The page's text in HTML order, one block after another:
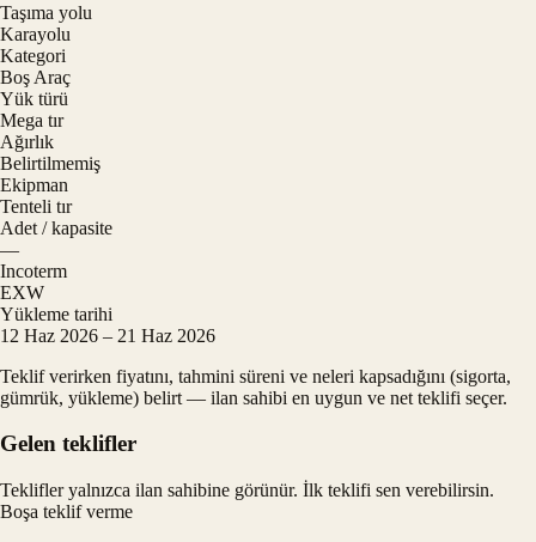
Taşıma yolu
Karayolu
Kategori
Boş Araç
Yük türü
Mega tır
Ağırlık
Belirtilmemiş
Ekipman
Tenteli tır
Adet / kapasite
—
Incoterm
EXW
Yükleme tarihi
12 Haz 2026 – 21 Haz 2026
Teklif verirken fiyatını, tahmini süreni ve neleri kapsadığını (sigorta,
gümrük, yükleme) belirt — ilan sahibi en uygun ve net teklifi seçer.
Gelen teklifler
Teklifler yalnızca ilan sahibine görünür. İlk teklifi sen verebilirsin.
Boşa teklif verme